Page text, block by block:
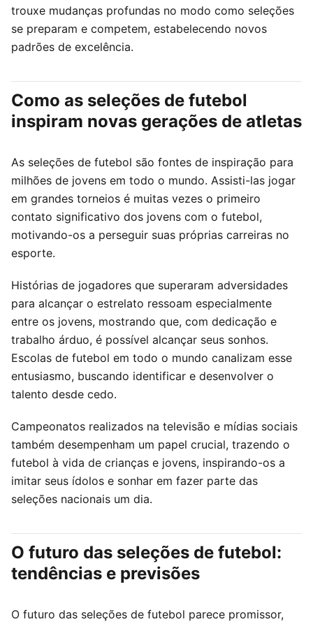
trouxe mudanças profundas no modo como seleções
se preparam e competem, estabelecendo novos
padrões de excelência.
Como as seleções de futebol
inspiram novas gerações de atletas
As seleções de futebol são fontes de inspiração para
milhões de jovens em todo o mundo. Assisti-las jogar
em grandes torneios é muitas vezes o primeiro
contato significativo dos jovens com o futebol,
motivando-os a perseguir suas próprias carreiras no
esporte.
Histórias de jogadores que superaram adversidades
para alcançar o estrelato ressoam especialmente
entre os jovens, mostrando que, com dedicação e
trabalho árduo, é possível alcançar seus sonhos.
Escolas de futebol em todo o mundo canalizam esse
entusiasmo, buscando identificar e desenvolver o
talento desde cedo.
Campeonatos realizados na televisão e mídias sociais
também desempenham um papel crucial, trazendo o
futebol à vida de crianças e jovens, inspirando-os a
imitar seus ídolos e sonhar em fazer parte das
seleções nacionais um dia.
O futuro das seleções de futebol:
tendências e previsões
O futuro das seleções de futebol parece promissor,